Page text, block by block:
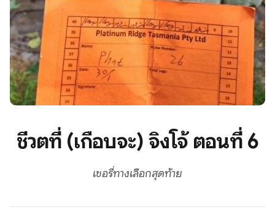
ชีวิตที่ (เกือบจะ) จิงโจ้ ตอนที่ 6
เชอรี่ทางเลือกสุดท้าย